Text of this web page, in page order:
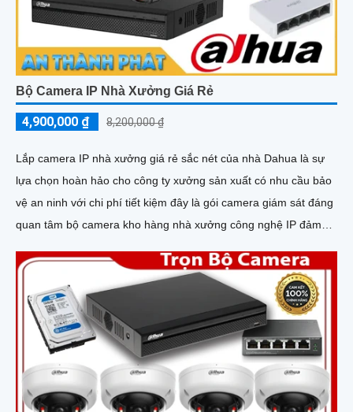
Bộ Camera IP Nhà Xưởng Giá Rẻ
4,900,000 ₫ 8,200,000 ₫
Lắp camera IP nhà xưởng giá rẻ sắc nét của nhà Dahua là sự
lựa chọn hoàn hảo cho công ty xưởng sản xuất có nhu cầu bảo
vệ an ninh với chi phí tiết kiệm đây là gói camera giám sát đáng
quan tâm bộ camera kho hàng nhà xưởng công nghệ IP đảm
với bộ camera camera IP Dahua bảo vệ an ninh cho xưởng sản
xuất tuyệt đối.